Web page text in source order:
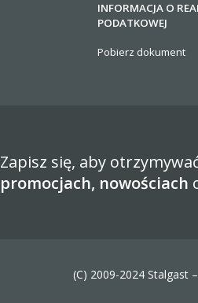
INFORMACJA O
PODATKOWEJ
Pobierz dokument
Zapisz się, aby
promocjach, nowościach
(C) 2009-2024 Stalgast